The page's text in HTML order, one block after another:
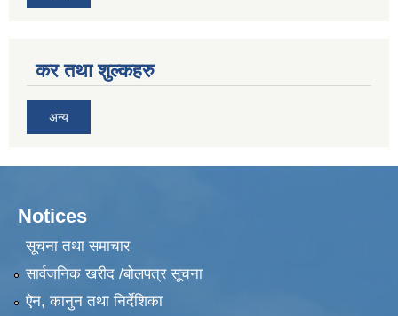
कर तथा शुल्कहरु
अन्य
Notices
सूचना तथा समाचार
सार्वजनिक खरीद /बोलपत्र सूचना
ऐन, कानुन तथा निर्देशिका